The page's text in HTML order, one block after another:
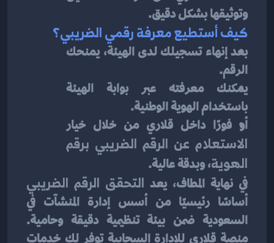
وتوثيقها بشكل دقيق.
كيف أستطيع معرفة رقمي الضريبي؟
بعد إنهاء تسجيلك لدى الهيئة، يمنحك
الرقم.
يمكنك معرفته عبر بوابة الهيئة
باستخدام الهوية الوطنية.
أو فورًا داخل قلاري من خلال خيار
الاستعلام عن الرقم الضريبي برقم
الهوية، وبدقة عالية.
في نهاية المطاف، يعد التحقق الرقم الضريبي